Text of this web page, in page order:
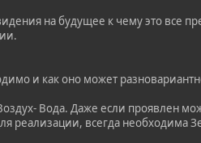
на будущее к чему это все
и как оно может
Вода. Даже если проявлен
реализации, всегда необходима